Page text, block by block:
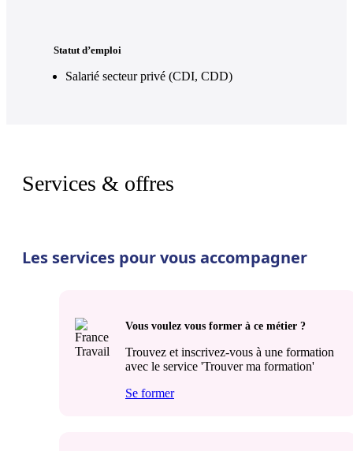
Statut d’emploi
Salarié secteur privé (CDI, CDD)
Services & offres
Les services pour vous accompagner
Vous voulez vous former à ce métier ?
Trouvez et inscrivez-vous à une formation
avec le service 'Trouver ma formation'
Se former